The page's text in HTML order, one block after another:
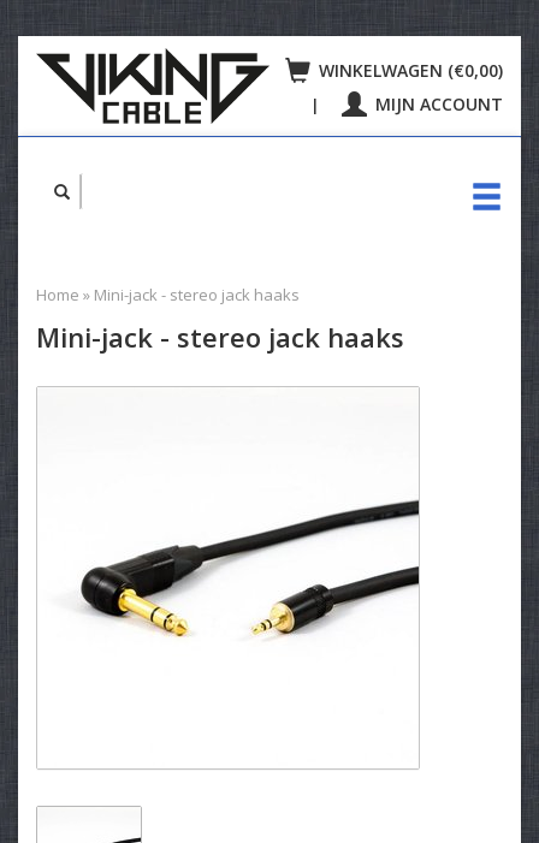
WINKELWAGEN (€0,00)
| MIJN ACCOUNT
Home » Mini-jack - stereo jack haaks
Mini-jack - stereo jack haaks